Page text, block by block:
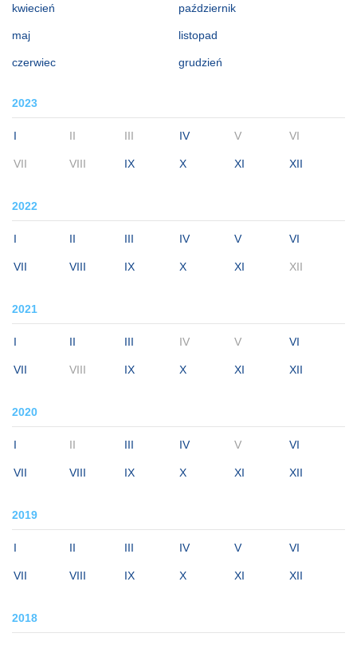
kwiecień
maj
czerwiec
październik
listopad
grudzień
2023
I II III IV V VI
VII VIII IX X XI XII
2022
I II III IV V VI
VII VIII IX X XI XII
2021
I II III IV V VI
VII VIII IX X XI XII
2020
I II III IV V VI
VII VIII IX X XI XII
2019
I II III IV V VI
VII VIII IX X XI XII
2018